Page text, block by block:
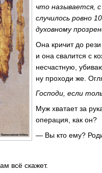
что называется,
случилось ровно
духовному
Она кричит до
и она свалится с
несчастную,
ну проходи же.
Господи, если
Муж хватает за
операция, как он?
— Вы кто ему?
всё скажет.